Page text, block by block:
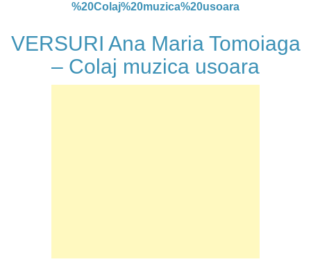
%20Colaj%20muzica%20usoara
VERSURI Ana Maria Tomoiaga
– Colaj muzica usoara